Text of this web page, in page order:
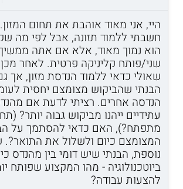
היי, אני מאוד אוהבת את תחום
חשבתי ללמוד תזונה, אבל לפי מה
הוא נמוך מאוד, אלא אם אתה
שני/פותח קליניקה פרטית. לאחר
שאולי כדאי ללמוד הנדסת מזון, אך
הבנתי שהביקוש מצומצם יחסית
הנדסה אחרים. רציתי לדעת אם
עתידיים ייהנו מביקוש גבוה יותר?
מתפתח?), האם כדאי להסתמך על
המצומצם כיום ולשלול את
נוספת, הבנתי שיש דומי בין מהנדס
ביוטכנולוגיה - מהו המקצוע שפותח
להצעות עבודה?